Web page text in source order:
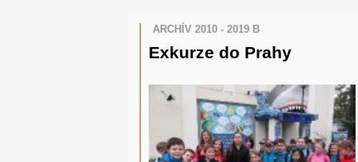
ARCHÍV 2010 - 2019 B
Exkurze do Prahy